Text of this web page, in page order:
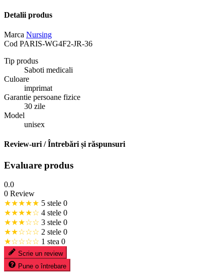
Detalii produs
Marca Nursing
Cod PARIS-WG4F2-JR-36
Tip produs
Saboti medicali
Culoare
imprimat
Garantie persoane fizice
30 zile
Model
unisex
Review-uri / Întrebări și răspunsuri
Evaluare produs
0.0
0 Review
★★★★★ 5 stele 0
★★★★☆ 4 stele 0
★★★☆☆ 3 stele 0
★★☆☆☆ 2 stele 0
★☆☆☆☆ 1 stea 0
Scrie un review
Pune o întrebare